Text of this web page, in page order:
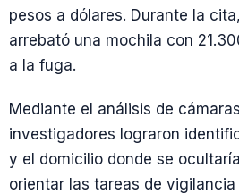
pesos a dólares. Durante la
arrebató una mochila con
a la fuga.
Mediante el análisis de
investigadores lograron
y el domicilio donde se
orientar las tareas de